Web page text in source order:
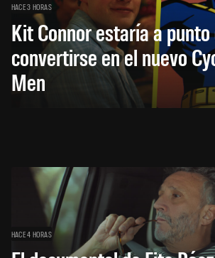
HACE 3 HORAS
Kit Connor estaría a punto
convertirse en el nuevo
Men
HACE 4 HORAS